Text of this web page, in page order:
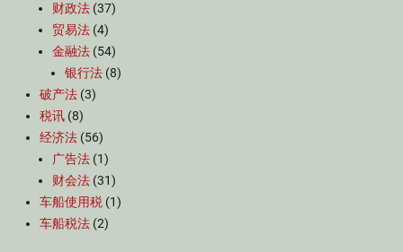
财政法 (37)
贸易法 (4)
金融法 (54)
银行法 (8)
破产法 (3)
税讯 (8)
经济法 (56)
广告法 (1)
财会法 (31)
车船使用税 (1)
车船税法 (2)